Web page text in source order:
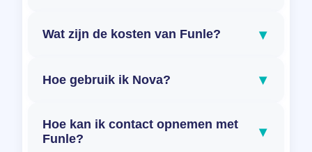
Wat zijn de kosten van Funle? ▾
Hoe gebruik ik Nova? ▾
Hoe kan ik contact opnemen met
Funle?
▾